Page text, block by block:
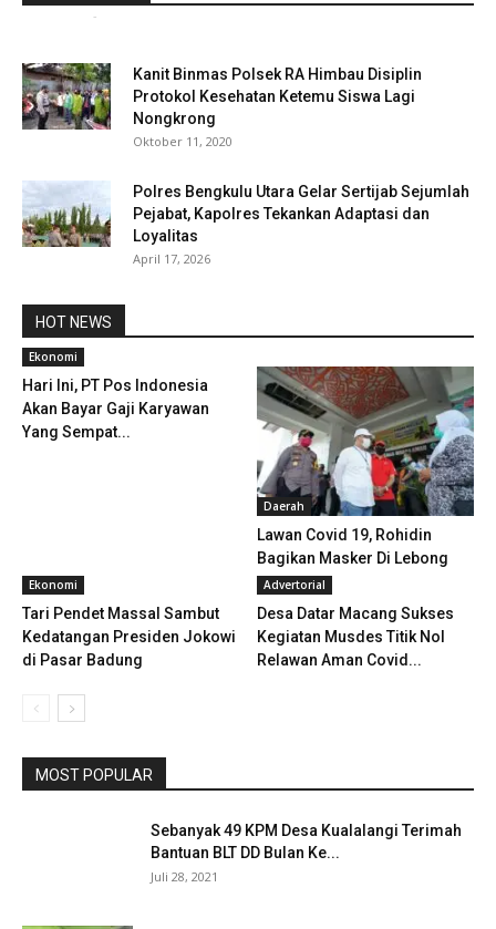
-
Kanit Binmas Polsek RA Himbau Disiplin
Protokol Kesehatan Ketemu Siswa Lagi
Nongkrong
Oktober 11, 2020
Polres Bengkulu Utara Gelar Sertijab Sejumlah
Pejabat, Kapolres Tekankan Adaptasi dan
Loyalitas
April 17, 2026
HOT NEWS
Ekonomi
Hari Ini, PT Pos Indonesia
Akan Bayar Gaji Karyawan
Yang Sempat...
Daerah
Lawan Covid 19, Rohidin
Bagikan Masker Di Lebong
Ekonomi
Tari Pendet Massal Sambut
Kedatangan Presiden Jokowi
di Pasar Badung
Advertorial
Desa Datar Macang Sukses
Kegiatan Musdes Titik Nol
Relawan Aman Covid...
MOST POPULAR
Sebanyak 49 KPM Desa Kualalangi Terimah
Bantuan BLT DD Bulan Ke...
Juli 28, 2021